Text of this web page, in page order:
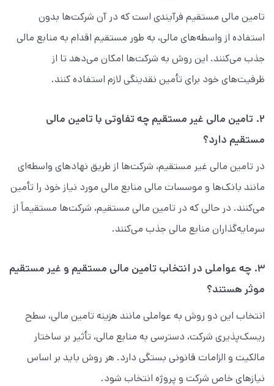
تامین مالی مستقیم فرآیندی است که در آن شرکت‌ها بدون
استفاده از واسطه‌های مالی، به طور مستقیم اقدام به منابع مالی
جذب می‌کنند. این روش به شرکت‌ها امکان می‌دهد تا از
ظرفیت‌های خود برای تأمین نقدینگی لازم استفاده کنند.
۲. تامین مالی غیر مستقیم چه تفاوتی با تامین مالی
مستقیم دارد؟
در تامین مالی غیر مستقیم، شرکت‌ها از طریق نهادهای واسطه‌ای
مانند بانک‌ها و موسسات مالی منابع مالی مورد نیاز خود را تأمین
می‌کنند. در حالی که در تامین مالی مستقیم، شرکت‌ها مستقیماً از
سرمایه‌گذاران منابع مالی جذب می‌کنند.
۳. چه عواملی در انتخاب تامین مالی مستقیم و غیر مستقیم
موثر هستند؟
انتخاب این دو روش به عواملی مانند هزینه تامین مالی، سطح
ریسک‌پذیری شرکت، دسترسی به منابع مالی، تأثیر بر ساختار
مالکیت و الزامات قانونی بستگی دارد. هر روش باید بر اساس
نیازهای خاص شرکت و پروژه انتخاب شود.